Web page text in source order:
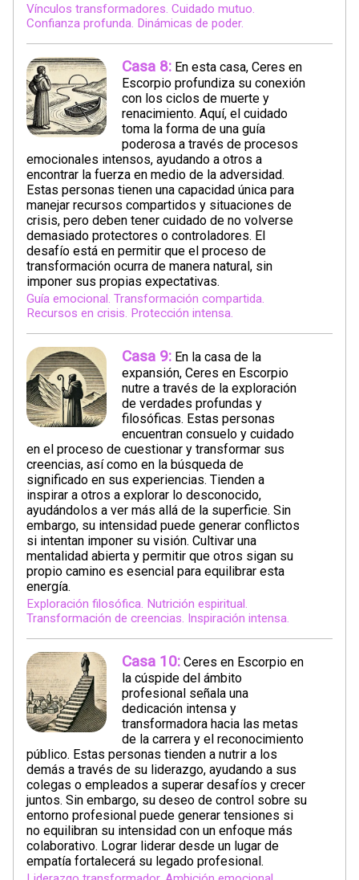
Vínculos transformadores. Cuidado mutuo.
Confianza profunda. Dinámicas de poder.
Casa 8: En esta casa, Ceres en
Escorpio profundiza su conexión
con los ciclos de muerte y
renacimiento. Aquí, el cuidado
toma la forma de una guía
poderosa a través de procesos
emocionales intensos, ayudando a otros a
encontrar la fuerza en medio de la adversidad.
Estas personas tienen una capacidad única para
manejar recursos compartidos y situaciones de
crisis, pero deben tener cuidado de no volverse
demasiado protectores o controladores. El
desafío está en permitir que el proceso de
transformación ocurra de manera natural, sin
imponer sus propias expectativas.
Guía emocional. Transformación compartida.
Recursos en crisis. Protección intensa.
Casa 9: En la casa de la
expansión, Ceres en Escorpio
nutre a través de la exploración
de verdades profundas y
filosóficas. Estas personas
encuentran consuelo y cuidado
en el proceso de cuestionar y transformar sus
creencias, así como en la búsqueda de
significado en sus experiencias. Tienden a
inspirar a otros a explorar lo desconocido,
ayudándolos a ver más allá de la superficie. Sin
embargo, su intensidad puede generar conflictos
si intentan imponer su visión. Cultivar una
mentalidad abierta y permitir que otros sigan su
propio camino es esencial para equilibrar esta
energía.
Exploración filosófica. Nutrición espiritual.
Transformación de creencias. Inspiración intensa.
Casa 10: Ceres en Escorpio en
la cúspide del ámbito
profesional señala una
dedicación intensa y
transformadora hacia las metas
de la carrera y el reconocimiento
público. Estas personas tienden a nutrir a los
demás a través de su liderazgo, ayudando a sus
colegas o empleados a superar desafíos y crecer
juntos. Sin embargo, su deseo de control sobre su
entorno profesional puede generar tensiones si
no equilibran su intensidad con un enfoque más
colaborativo. Lograr liderar desde un lugar de
empatía fortalecerá su legado profesional.